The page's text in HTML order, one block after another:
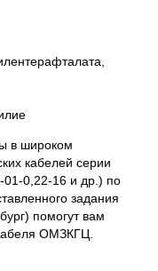
в широком
кабелей серии
0,22-16 и др.) по
задания
помогут вам
ОМЗКГЦ.